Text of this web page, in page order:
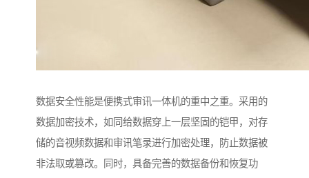
数据安全性能是便携式审讯一体机的重中之重。采用的
数据加密技术，如同给数据穿上一层坚固的铠甲，对存
储的音视频数据和审讯笔录进行加密处理，防止数据被
非法取或篡改。同时，具备完善的数据备份和恢复功